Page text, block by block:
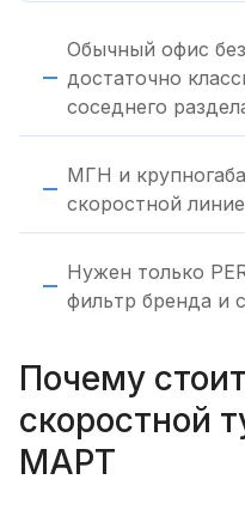
Обычный офис
достаточно
соседнего
МГН и
скоростной
Нужен только
фильтр бренда и
Почему
скоростной
МАРТ